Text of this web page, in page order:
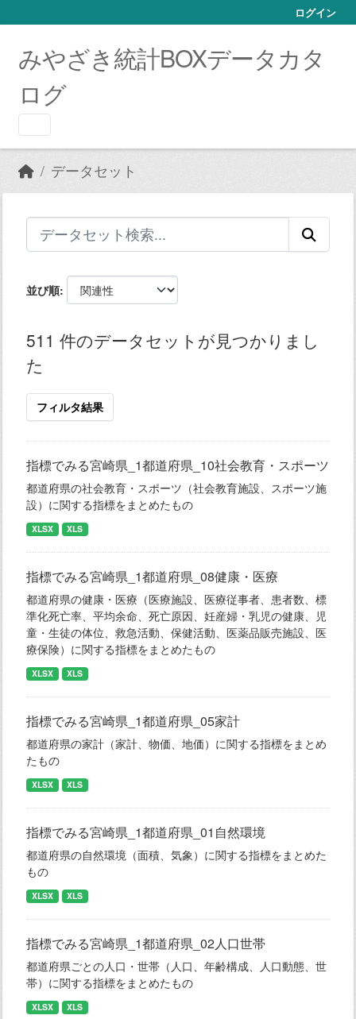
ログイン
みやざき統計BOXデータカタ
ログ
データセット
並び順
511 件のデータセットが見つかりまし
た
フィルタ結果
指標でみる宮崎県_1都道府県_10社会教育・スポーツ
都道府県の社会教育・スポーツ（社会教育施設、スポーツ施
設）に関する指標をまとめたもの
XLSX XLS
指標でみる宮崎県_1都道府県_08健康・医療
都道府県の健康・医療（医療施設、医療従事者、患者数、標
準化死亡率、平均余命、死亡原因、妊産婦・乳児の健康、児
童・生徒の体位、救急活動、保健活動、医薬品販売施設、医
療保険）に関する指標をまとめたもの
XLSX XLS
指標でみる宮崎県_1都道府県_05家計
都道府県の家計（家計、物価、地価）に関する指標をまとめ
たもの
XLSX XLS
指標でみる宮崎県_1都道府県_01自然環境
都道府県の自然環境（面積、気象）に関する指標をまとめた
もの
XLSX XLS
指標でみる宮崎県_1都道府県_02人口世帯
都道府県ごとの人口・世帯（人口、年齢構成、人口動態、世
帯）に関する指標をまとめたもの
XLSX XLS